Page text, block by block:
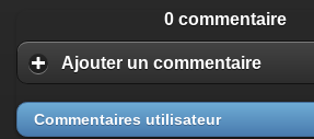
0 commentaire
Ajouter un commentaire
Commentaires utilisateur